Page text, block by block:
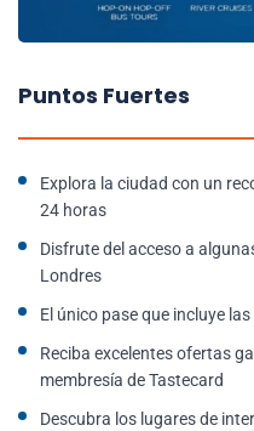
Puntos Fuertes
Explora la ciudad con un
24 horas
Disfrute del acceso a
Londres
El único pase que incluye
Reciba excelentes ofertas
membresía de Tastecard
Descubra los lugares de